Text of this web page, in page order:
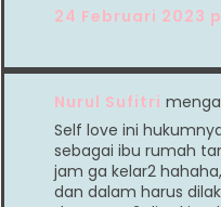
24 Februari 2023
Nurul Sufitri
Self love ini
sebagai ibu rumah
jam ga kelar2
dan dalam harus